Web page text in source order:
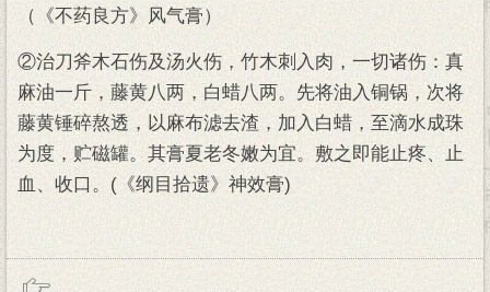
（《不药良方》风气膏）
②治刀斧木石伤及汤火伤，竹木刺入肉，一切诸伤：真
麻油一斤，藤黄八两，白蜡八两。先将油入铜锅，次将
藤黄锤碎熬透，以麻布滤去渣，加入白蜡，至滴水成珠
为度，贮磁罐。其膏夏老冬嫩为宜。敷之即能止疼、止
血、收口。(《纲目拾遗》神效膏)